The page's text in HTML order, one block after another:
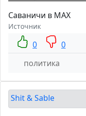
Саваничи в MAX
Источник
0 0
политика
Shit & Sable